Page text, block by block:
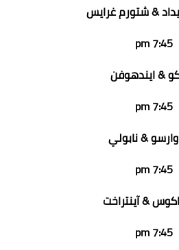
& شتورم غرايس
7:45 pm
& ايندهوفن
7:45 pm
وارسو & نابولي
7:45 pm
& آينتراخت
7:45 pm